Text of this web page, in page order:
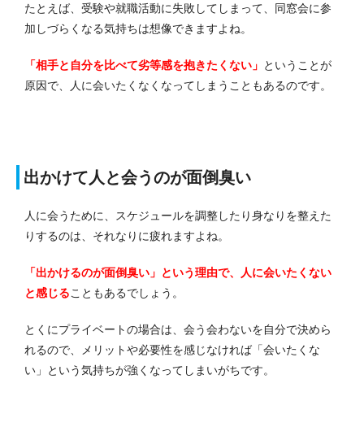
たとえば、受験や就職活動に失敗してしまって、同窓会に参
加しづらくなる気持ちは想像できますよね。
「相手と自分を比べて劣等感を抱きたくない」 ということが
原因で、人に会いたくなくなってしまうこともあるのです。
出かけて人と会うのが面倒臭い
人に会うために、スケジュールを調整したり身なりを整えた
りするのは、それなりに疲れますよね。
「出かけるのが面倒臭い」という理由で、人に会いたくない
と感じることもあるでしょう。
とくにプライベートの場合は、会う会わないを自分で決めら
れるので、メリットや必要性を感じなければ「会いたくな
い」という気持ちが強くなってしまいがちです。